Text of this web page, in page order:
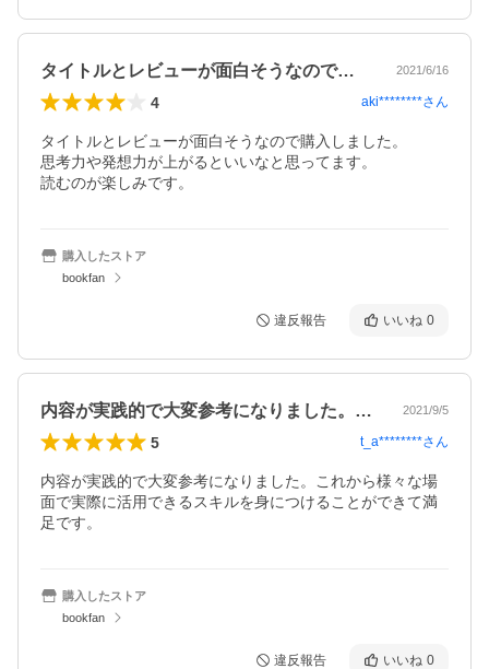
タイトルとレビューが面白そうなので購入… 2021/6/16
4 aki********さん
タイトルとレビューが面白そうなので購入しました。
思考力や発想力が上がるといいなと思ってます。
読むのが楽しみです。
購入したストア
bookfan
違反報告 いいね 0
内容が実践的で大変参考になりました。こ… 2021/9/5
5 t_a********さん
内容が実践的で大変参考になりました。これから様々な場
面で実際に活用できるスキルを身につけることができて満
足です。
購入したストア
bookfan
違反報告 いいね 0